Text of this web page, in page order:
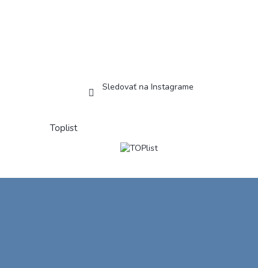
Sledovať na Instagrame
Toplist